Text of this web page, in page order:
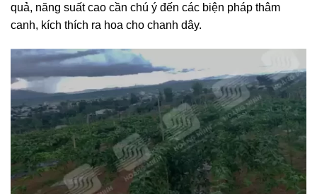
quả, năng suất cao cần chú ý đến các biện pháp thâm
canh, kích thích ra hoa cho chanh dây.